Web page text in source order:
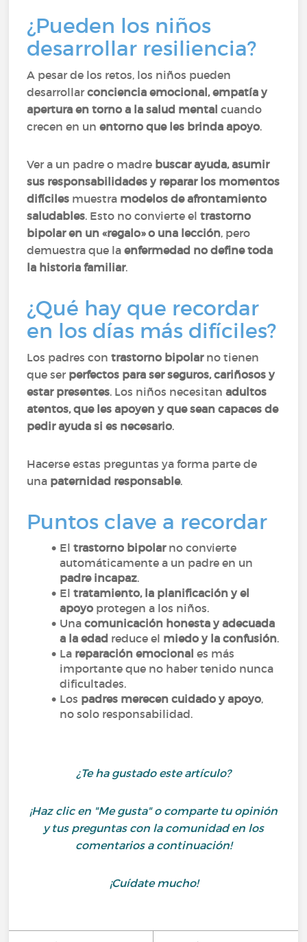
¿Pueden los niños
desarrollar resiliencia?
A pesar de los retos, los niños pueden
desarrollarconciencia emocional, empatía y
apertura en torno a la salud mental cuando
crecen en unentorno que les brinda apoyo.
Ver a un padre o madre buscar ayuda, asumir
sus responsabilidades y reparar los momentos
difíciles muestra modelos de afrontamiento
saludables. Esto no convierte eltrastorno
bipolar en un «regalo» o una lección, pero
demuestra que laenfermedad no define toda
la historia familiar.
¿Qué hay que recordar
en los días más difíciles?
Los padres contrastorno bipolarno tienen
que ser perfectos para ser seguros, cariñosos y
estar presentes. Los niños necesitanadultos
atentos, que les apoyen y que sean capaces de
pedir ayuda si es necesario.
Hacerse estas preguntas ya forma parte de
una paternidad responsable.
Puntos clave a recordar
El trastorno bipolarno convierte
automáticamente a un padre en un
padre incapaz.
Eltratamiento, la planificación y el
apoyo protegen a los niños.
Unacomunicación honesta y adecuada
a la edad reduce el miedo y la confusión.
La reparación emocional es más
importante que no haber tenido nunca
dificultades.
Los padres merecen cuidado y apoyo,
no solo responsabilidad.
¿Te ha gustado este artículo?
¡Haz clic en "Me gusta" o comparte tu opinión
y tus preguntas con la comunidad en los
comentarios a continuación!
¡Cuídate mucho!